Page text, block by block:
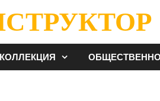
КОЛЛЕКЦИЯ